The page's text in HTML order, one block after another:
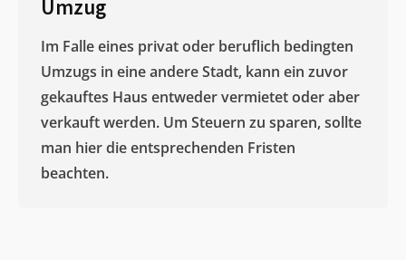
Umzug
Im Falle eines privat oder beruflich bedingten
Umzugs in eine andere Stadt, kann ein zuvor
gekauftes Haus entweder vermietet oder aber
verkauft werden. Um Steuern zu sparen, sollte
man hier die entsprechenden Fristen
beachten.